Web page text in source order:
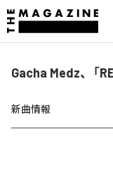
Gacha Medz、「
新曲情報